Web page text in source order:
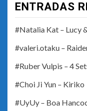
ENTRADAS
#Natalia Kat – Lucy
#valeri.otaku –
#Ruber Vulpis – 4
#Choi Ji Yun – Kiriko
#UyUy – Boa